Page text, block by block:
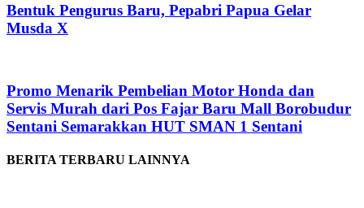
Bentuk Pengurus Baru, Pepabri Papua Gelar
Musda X
Promo Menarik Pembelian Motor Honda dan
Servis Murah dari Pos Fajar Baru Mall Borobudur
Sentani Semarakkan HUT SMAN 1 Sentani
BERITA TERBARU LAINNYA